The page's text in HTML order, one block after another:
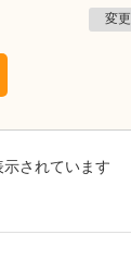
変更
されています